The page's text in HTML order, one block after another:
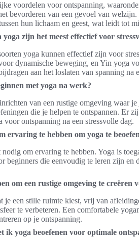
voordelen voor ontspanning,
bevorderen van een gevoel van
hun lichaam en geest, wat leidt tot
yoga zijn het meest effectief voor
yoga kunnen effectief zijn voor
dynamische beweging, en Yin yoga
aan het loslaten van spanning na
met yoga na werk?
van een rustige omgeving waar
die je helpen te ontspannen. Er
voor ontspanning na een stressvolle dag.
ervaring te hebben om yoga te
nodig om ervaring te hebben. Yoga is
beginners die eenvoudig te leren zijn
om een rustige omgeving te creëren
je een stille ruimte kiest, vrij van
te verbeteren. Een comfortabele
op je ontspanning.
ik yoga beoefenen voor optimale